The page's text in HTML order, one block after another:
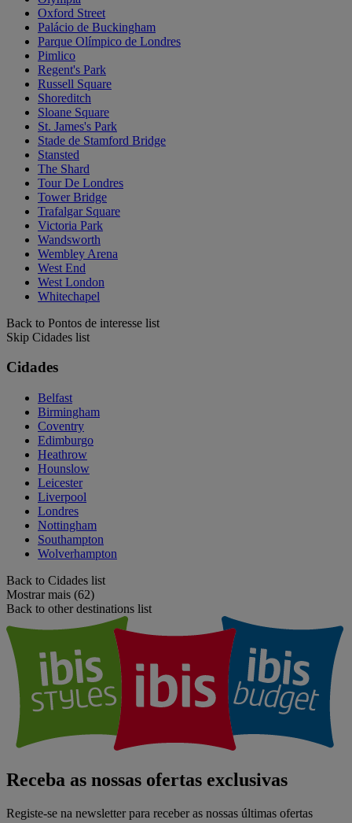
Oxford Street
Palácio de Buckingham
Parque Olímpico de Londres
Pimlico
Regent's Park
Russell Square
Shoreditch
Sloane Square
St. James's Park
Stade de Stamford Bridge
Stansted
The Shard
Tour De Londres
Tower Bridge
Trafalgar Square
Victoria Park
Wandsworth
Wembley Arena
West End
West London
Whitechapel
Back to Pontos de interesse list
Skip Cidades list
Cidades
Belfast
Birmingham
Coventry
Edimburgo
Heathrow
Hounslow
Leicester
Liverpool
Londres
Nottingham
Southampton
Wolverhampton
Back to Cidades list
Mostrar mais (62)
Back to other destinations list
Receba as nossas ofertas exclusivas
Registe-se na newsletter para receber as nossas últimas ofertas